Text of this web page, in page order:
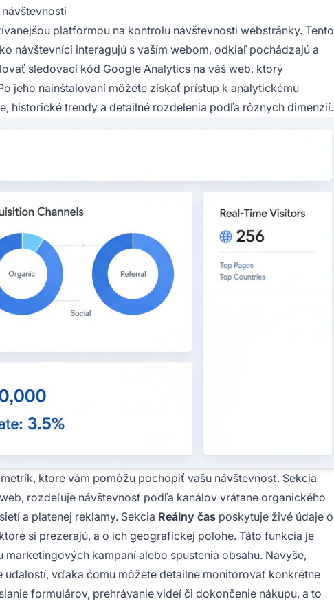
platformou na kontrolu návštevnosti webstránky. Tento
návštevníci interagujú s vaším webom, odkiaľ pochádzajú a
sledovací kód Google Analytics na váš web, ktorý
jeho nainštalovaní môžete získať prístup k analytickému
historické trendy a detailné rozdelenia podľa rôznych dimenzií.
ktoré vám pomôžu pochopiť vašu návštevnosť. Sekcia
rozdeľuje návštevnosť podľa kanálov vrátane organického
a platenej reklamy. Sekcia Reálny čas poskytuje živé údaje o
si prezerajú, a o ich geografickej polohe. Táto funkcia je
kampaní alebo spustenia obsahu. Navyše,
vďaka čomu môžete detailne monitorovať konkrétne
formulárov, prehrávanie videí či dokončenie nákupu, a to